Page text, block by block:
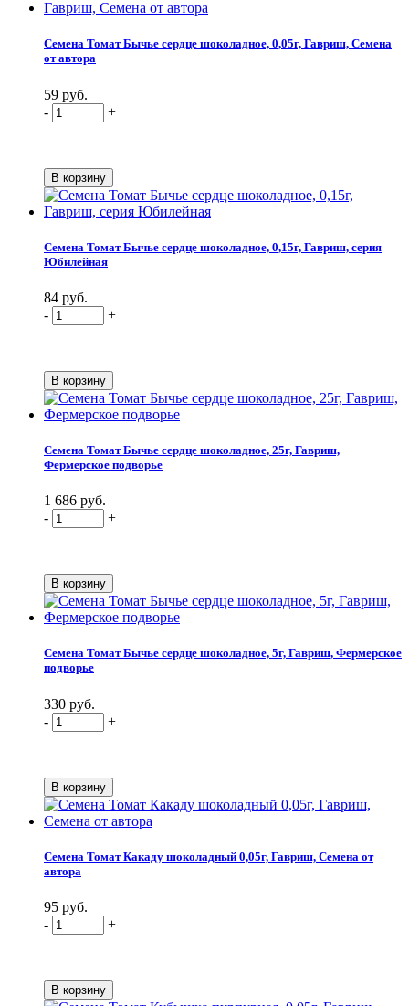
Семена Томат Бычье сердце шоколадное, 0,05г, Гавриш, Семена
от автора
59 руб.
-
+
Семена Томат Бычье сердце шоколадное, 0,15г, Гавриш, серия
Юбилейная
84 руб.
-
+
Семена Томат Бычье сердце шоколадное, 25г, Гавриш,
Фермерское подворье
1 686 руб.
-
+
Семена Томат Бычье сердце шоколадное, 5г, Гавриш, Фермерское
подворье
330 руб.
-
+
Семена Томат Какаду шоколадный 0,05г, Гавриш, Семена от
автора
95 руб.
-
+